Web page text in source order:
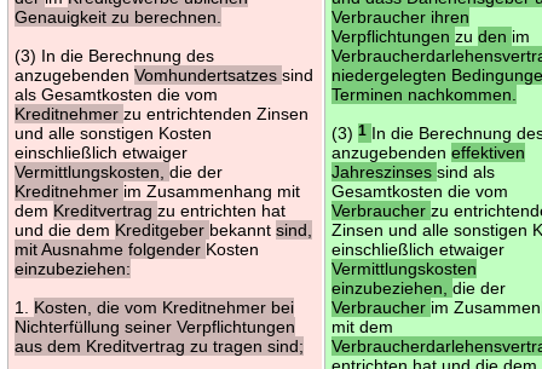
Genauigkeit zu berechnen.
(3) In die Berechnung des
anzugebendenVomhundertsatzessind
als Gesamtkosten die vom
Kreditnehmerzu entrichtenden Zinsen
und alle sonstigen Kosten
einschließlich etwaiger
Vermittlungskosten,die der
Kreditnehmer im Zusammenhang mit
dem Kreditvertragzu entrichten hat
und die dem Kreditgeber bekanntsind,
mit Ausnahme folgender Kosten
einzubeziehen:
1. Kosten, die vom Kreditnehmer bei
Nichterfüllung seiner Verpflichtungen
aus dem Kreditvertrag zu tragen sind;
Verbraucher ihren
Verpflichtungenzuden im
niedergelegten
Terminen nachkommen.
(3)1 In die Berechnung
anzugebendeneffektiven
Jahreszinsessind als
Gesamtkosten die vom
Verbraucherzu
Zinsen und alle sonstigen
einschließlich etwaiger
Vermittlungskosten
einzubeziehen,die der
Verbraucher im
mit dem
entrichten hat und die dem